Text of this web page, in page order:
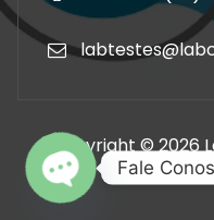
Copyright © 2026
Fale